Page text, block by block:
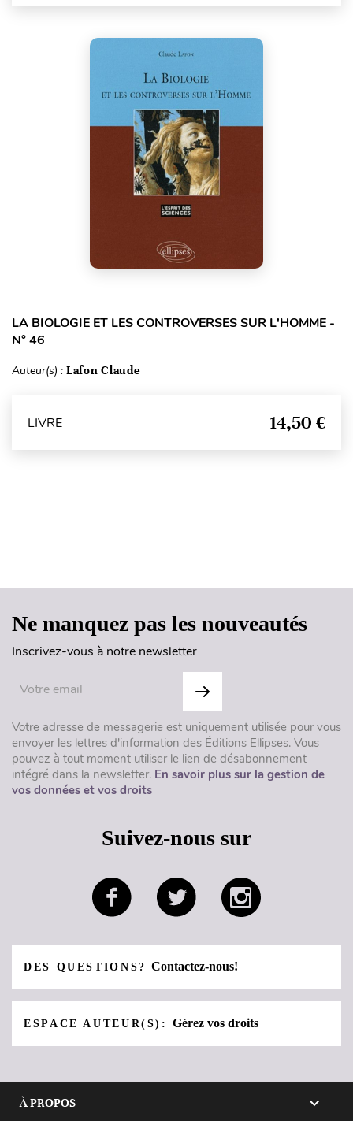
LA BIOLOGIE ET LES CONTROVERSES SUR L'HOMME -
N° 46
Auteur(s) : Lafon Claude
LIVRE 14,50 €
Ne manquez pas les nouveautés
Inscrivez-vous à notre newsletter
Votre adresse de messagerie est uniquement utilisée pour vous
envoyer les lettres d'information des Éditions Ellipses. Vous
pouvez à tout moment utiliser le lien de désabonnement
intégré dans la newsletter. En savoir plus sur la gestion de
vos données et vos droits
Suivez-nous sur
DES QUESTIONS?Contactez-nous!
ESPACE AUTEUR(S):Gérez vos droits
À PROPOS 